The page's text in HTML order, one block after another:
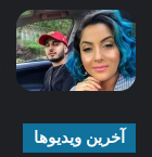
آخرین ویدیوها